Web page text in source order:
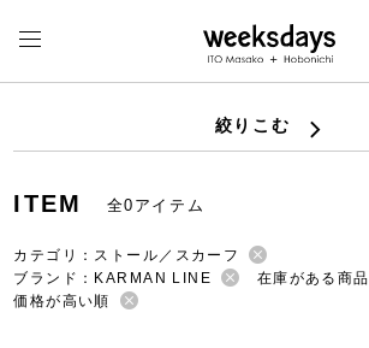
絞りこむ
ITEM 全0アイテム
カテゴリ：ストール／スカーフ
ブランド：KARMAN LINE
在庫がある商品
価格が高い順